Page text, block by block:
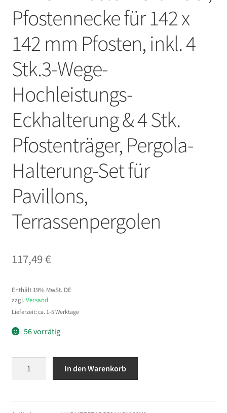
Pfostennecke für 142 x
142 mm Pfosten, inkl. 4
Stk.3-Wege-
Hochleistungs-
Eckhalterung & 4 Stk.
Pfostenträger, Pergola-
Halterung-Set für
Pavillons,
Terrassenpergolen
117,49€
Enthält 19% MwSt. DE
zzgl. Versand
Lieferzeit: ca. 1-5 Werktage
56 vorrätig
In den Warenkorb